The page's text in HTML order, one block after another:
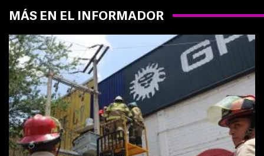
MÁS EN EL INFORMADOR